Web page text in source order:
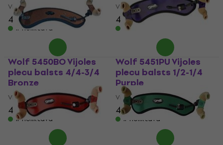
Vijoles plecu balsts
47,90 €
Ir noliktavā
Vijoles plecu balsts
47,90 €
Ir noliktavā
Wolf 5450BO Vijoles
plecu balsts 4/4-3/4
Bronze
Vijoles plecu balsts
47,90 €
Ir noliktavā
Wolf 5451PU Vijoles
plecu balsts 1/2-1/4
Purple
Vijoles plecu balsts
47,90 €
Ir noliktavā